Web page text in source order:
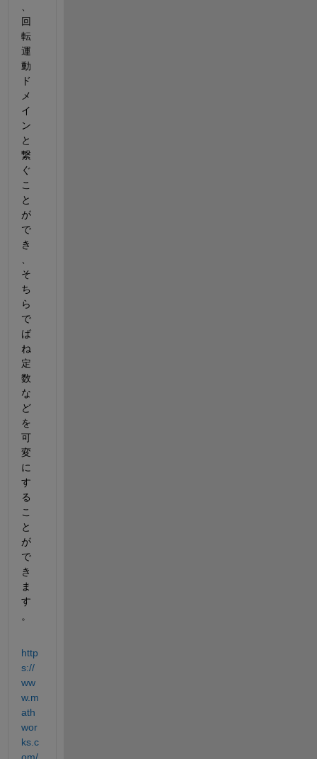
回
転
運
動
ド
メ
イ
ン
と
繋
ぐ
こ
と
が
で
き
そ
ち
ら
で
ば
ね
定
数
な
ど
を
可
変
に
す
る
こ
と
が
で
き
ま
す
。
http
s://
ww
w.m
ath
wor
ks.c
om/